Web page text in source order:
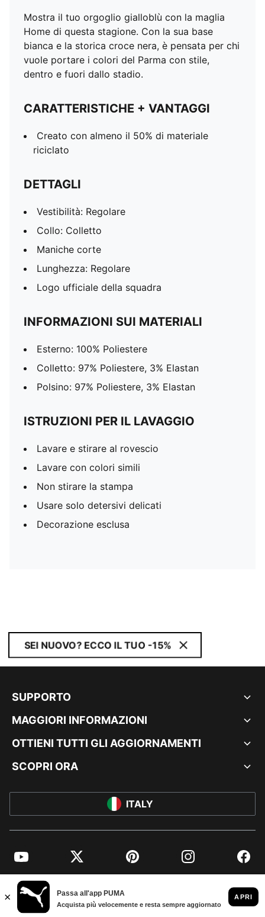
Mostra il tuo orgoglio gialloblù con la maglia
Home di questa stagione. Con la sua base
bianca e la storica croce nera, è pensata per chi
vuole portare i colori del Parma con stile,
dentro e fuori dallo stadio.
CARATTERISTICHE + VANTAGGI
Creato con almeno il 50% di materiale
riciclato
DETTAGLI
Vestibilità: Regolare
Collo: Colletto
Maniche corte
Lunghezza: Regolare
Logo ufficiale della squadra
INFORMAZIONI SUI MATERIALI
Esterno: 100% Poliestere
Colletto: 97% Poliestere, 3% Elastan
Polsino: 97% Poliestere, 3% Elastan
ISTRUZIONI PER IL LAVAGGIO
Lavare e stirare al rovescio
Lavare con colori simili
Non stirare la stampa
Usare solo detersivi delicati
Decorazione esclusa
SEI NUOVO? ECCO IL TUO -15%
SUPPORTO
MAGGIORI INFORMAZIONI
OTTIENI TUTTI GLI AGGIORNAMENTI
SCOPRI ORA
ITALY
YouTube Twitter Pinterest Instagram
© PUMA EUROPE GMBH, 2026. TUTTI I DIRITTI RISERVATI
DATI AZIENDALI E LEGALI